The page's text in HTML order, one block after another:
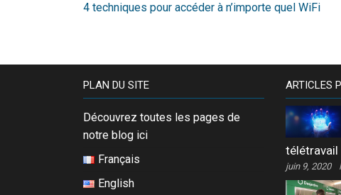
4 techniques pour accéder à n’importe quel WiFi
PLAN DU SITE
Découvrez toutes les pages de
notre blog ici
Français
English
ARTICLES
télétravail
juin 9, 2020